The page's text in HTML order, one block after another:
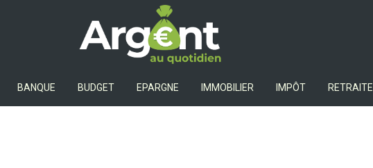
Argent Au Quotidien
BANQUE BUDGET EPARGNE IMMOBILIER IMPÔT RETRAITE